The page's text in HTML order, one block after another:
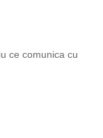
ce comunica cu